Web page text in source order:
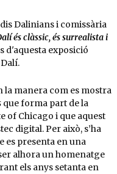
Dalinians i comissària
és clàssic, és surrealista i
d'aquesta exposició
la manera com es mostra
que forma part de la
of Chicago i que aquest
digital. Per això, s’ha
es presenta en una
alhora un homenatge
els anys setanta en